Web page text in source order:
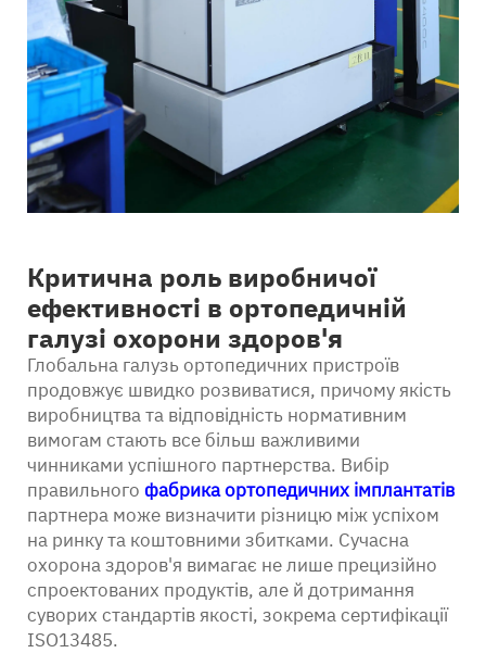
Критична роль виробничої
ефективності в ортопедичній
галузі охорони здоров'я
Глобальна галузь ортопедичних пристроїв
продовжує швидко розвиватися, причому якість
виробництва та відповідність нормативним
вимогам стають все більш важливими
чинниками успішного партнерства. Вибір
правильного фабрика ортопедичних імплантатів
партнера може визначити різницю між успіхом
на ринку та коштовними збитками. Сучасна
охорона здоров'я вимагає не лише прецизійно
спроектованих продуктів, але й дотримання
суворих стандартів якості, зокрема сертифікації
ISO13485.